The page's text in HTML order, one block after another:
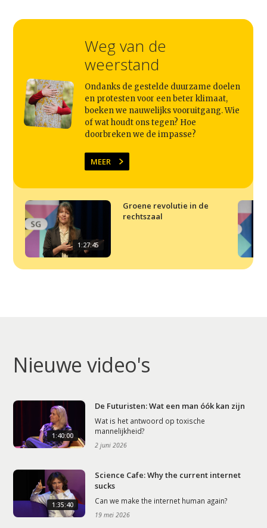
Studium Generale
Home
Agenda
Video
Podcast
Artikelen
Contact
Weg van de
weerstand
Ondanks de gestelde duurzame doelen
en protesten voor een beter klimaat,
boeken we nauwelijks vooruitgang. Wie
of wat houdt ons tegen? Hoe
doorbreken we de impasse?
MEER
1:27:45
Groene revolutie in de
rechtszaal
Nieuwe video's
1:40:00
De Futuristen: Wat een man óók kan zijn
Wat is het antwoord op toxische
mannelijkheid?
2 juni 2026
1:35:40
Science Cafe: Why the current internet
sucks
Can we make the internet human again?
19 mei 2026